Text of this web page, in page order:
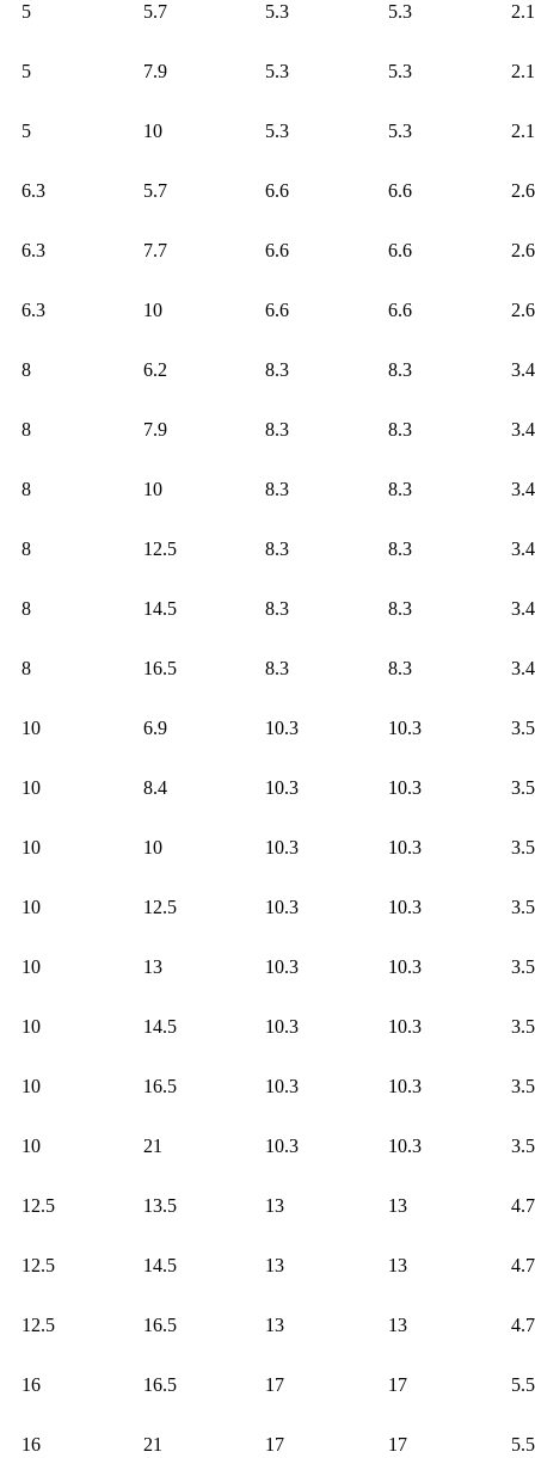
5 5.7 5.3 5.3 2.1
5 7.9 5.3 5.3 2.1
5 10 5.3 5.3 2.1
6.3 5.7 6.6 6.6 2.6
6.3 7.7 6.6 6.6 2.6
6.3 10 6.6 6.6 2.6
8 6.2 8.3 8.3 3.4
8 7.9 8.3 8.3 3.4
8 10 8.3 8.3 3.4
8 12.5 8.3 8.3 3.4
8 14.5 8.3 8.3 3.4
8 16.5 8.3 8.3 3.4
10 6.9 10.3 10.3 3.5
10 8.4 10.3 10.3 3.5
10 10 10.3 10.3 3.5
10 12.5 10.3 10.3 3.5
10 13 10.3 10.3 3.5
10 14.5 10.3 10.3 3.5
10 16.5 10.3 10.3 3.5
10 21 10.3 10.3 3.5
12.5 13.5 13 13 4.7
12.5 14.5 13 13 4.7
12.5 16.5 13 13 4.7
16 16.5 17 17 5.5
16 21 17 17 5.5